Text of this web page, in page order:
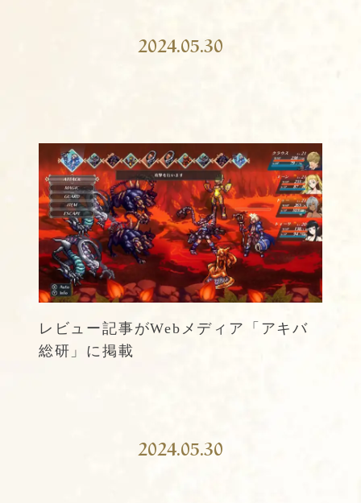
2024.05.30
レビュー記事がWebメディア「アキバ
総研」に掲載
2024.05.30